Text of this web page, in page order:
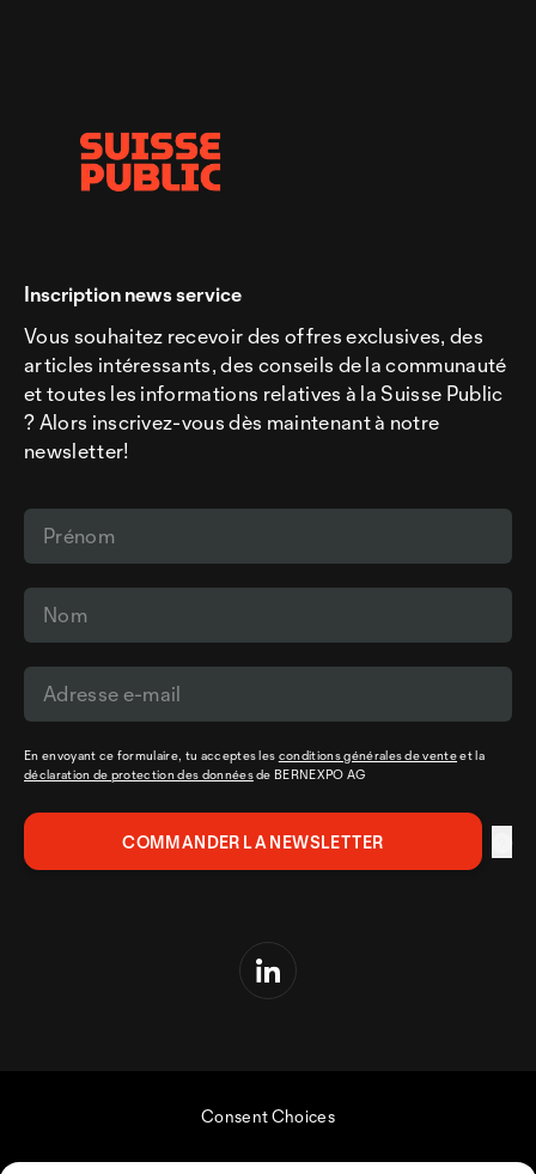
Inscription news service
Vous souhaitez recevoir des offres exclusives, des
articles intéressants, des conseils de la communauté
et toutes les informations relatives à la Suisse Public
? Alors inscrivez-vous dès maintenant à notre
newsletter!
En envoyant ce formulaire, tu acceptes les conditions générales de venteet la
déclaration de protection des donnéesde BERNEXPO AG
Consent Choices